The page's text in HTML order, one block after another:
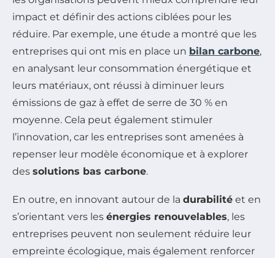
impact et définir des actions ciblées pour les
réduire. Par exemple, une étude a montré que les
entreprises qui ont mis en place un bilan carbone,
en analysant leur consommation énergétique et
leurs matériaux, ont réussi à diminuer leurs
émissions de gaz à effet de serre de 30 % en
moyenne. Cela peut également stimuler
l’innovation, car les entreprises sont amenées à
repenser leur modèle économique et à explorer
des solutions bas carbone.
En outre, en innovant autour de la durabilité et en
s’orientant vers les énergies renouvelables, les
entreprises peuvent non seulement réduire leur
empreinte écologique, mais également renforcer